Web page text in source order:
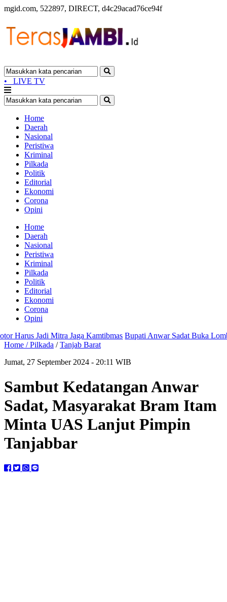
mgid.com, 522897, DIRECT, d4c29acad76ce94f
• LIVE TV
Home
Daerah
Nasional
Peristiwa
Kriminal
Pilkada
Politik
Editorial
Ekonomi
Corona
Opini
Home
Daerah
Nasional
Peristiwa
Kriminal
Pilkada
Politik
Editorial
Ekonomi
Corona
Opini
Jadi Mitra Jaga Kamtibmas Bupati Anwar Sadat Buka Lomba
Home /Pilkada /Tanjab Barat
Jumat, 27 September 2024 - 20:11 WIB
Sambut Kedatangan Anwar
Sadat, Masyarakat Bram Itam
Minta UAS Lanjut Pimpin
Tanjabbar